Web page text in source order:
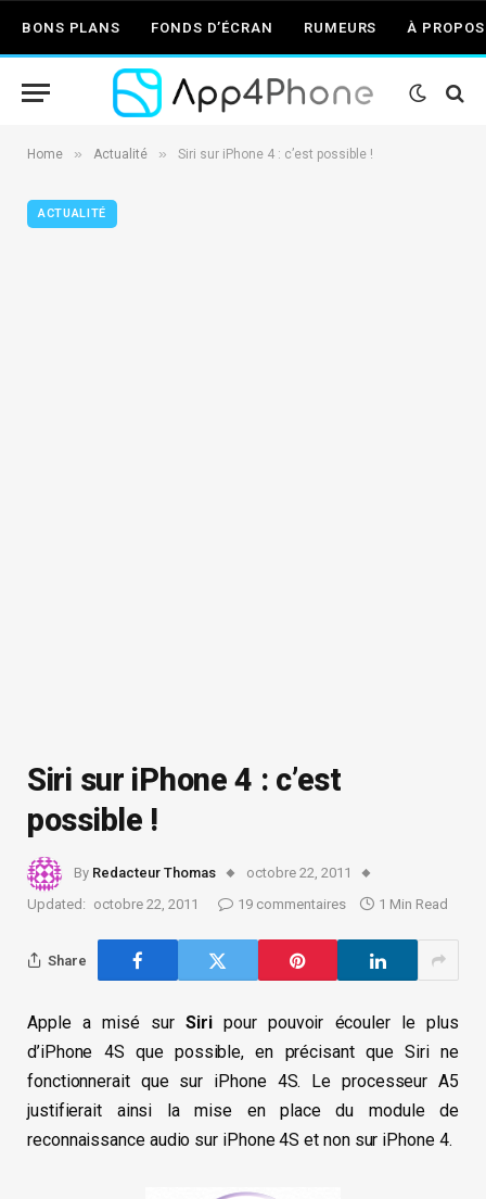
BONS PLANS FONDS D’ÉCRAN RUMEURS À PROPOS
Home » Actualité » Siri sur iPhone 4 : c’est possible !
ACTUALITÉ
Siri sur iPhone 4 : c’est
possible !
By Redacteur Thomas
octobre 22, 2011
Updated: octobre 22, 2011 19 commentaires 1 Min Read
Share
Apple a misé sur Siripour pouvoir écouler le plus
d’iPhone 4S que possible, en précisant que Siri ne
fonctionnerait que sur iPhone 4S. Le processeur A5
justifierait ainsi la mise en place du module de
reconnaissance audio sur iPhone 4S et non sur iPhone 4.